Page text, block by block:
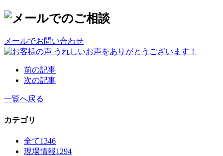
メールでお問い合わせ
前の記事
次の記事
一覧へ戻る
カテゴリ
全て1346
現場情報1294